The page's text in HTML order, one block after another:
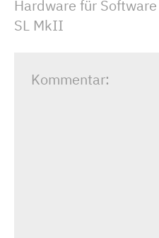
Hardware für
SL MkII
Kommentar: